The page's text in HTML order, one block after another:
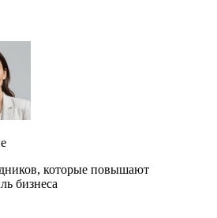
которые повышают
бизнеса